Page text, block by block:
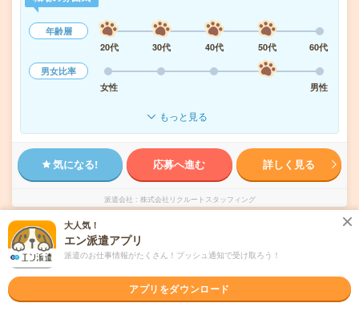
年齢層
20代
30代 40代 50代
60代
男女比率
女性
男性
もっと見る
気になる! 応募へ進む 詳しく見る
派遣会社 株式会社リクルートスタッフィング
未読 掲載日 2026/08/07
【在宅勤務OK】時給2000円！残業ほぼなし
▼麻布十番での営業事務
大人気！
エン派遣アプリ
派遣のお仕事情報がたくさん！プッシュ通知で受け取ろう！
アプリをダウンロード